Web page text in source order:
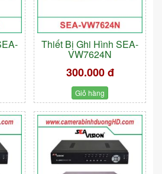
Thiết Bị Ghi Hình SEA-
VW7624N
300.000 đ
Giỏ hàng